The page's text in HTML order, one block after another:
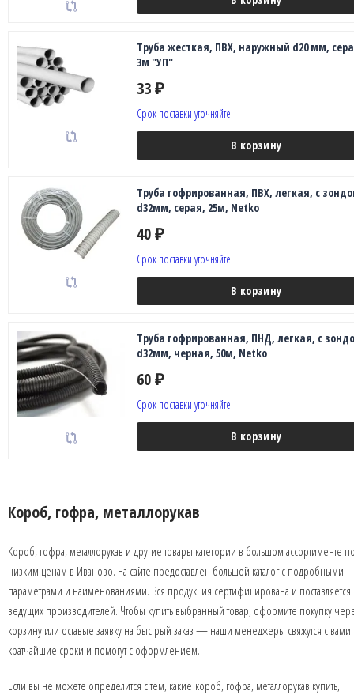
Труба жесткая, ПВХ, наружный d20 мм,
3м "УП"
33 ₽
Срок поставки уточняйте
В корзину
Труба гофрированная, ПВХ, легкая, с
d32мм, серая, 25м, Netko
40 ₽
Срок поставки уточняйте
В корзину
Труба гофрированная, ПНД, легкая, с
d32мм, черная, 50м, Netko
60 ₽
Срок поставки уточняйте
В корзину
Короб, гофра, металлорукав
Короб, гофра, металлорукав и другие товары категории в большом ассортименте
низким ценам в Иваново. На сайте предоставлен большой каталог с подробными
параметрами и наименованиями. Вся продукция сертифицирована и поставляется
ведущих производителей. Чтобы купить выбранный товар, оформите покупку
корзину или оставьте заявку на быстрый заказ — наши менеджеры свяжутся с вами
кратчайшие сроки и помогут с оформлением.
Если вы не можете определится с тем, какие короб, гофра, металлорукав купить,